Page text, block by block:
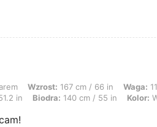
167 cm / 66 in, Waga: 112 kg / 247
Wzrost: 167 cm / 66 in Waga:
in Biodra: 140 cm / 55 in Kolor: